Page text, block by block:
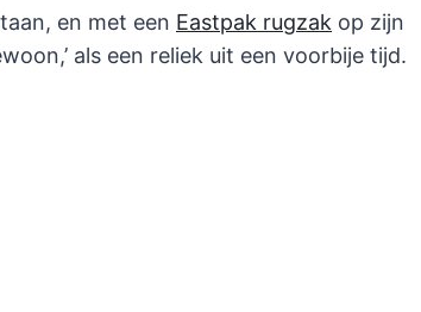
en met een Eastpak rugzak op zijn
als een reliek uit een voorbije tijd.